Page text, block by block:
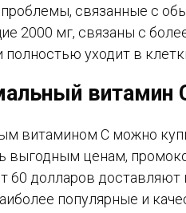
связанные с
2000 мг, связаны с
полностью уходит в
витамин
витамином С можно
выгодным ценам,
60 долларов
популярные и